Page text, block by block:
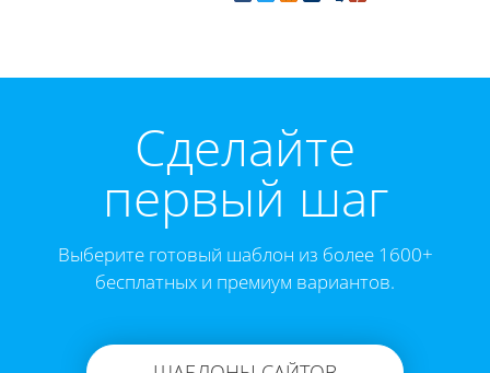
Cделайте
первый шаг
Выберите готовый шаблон из более 1600+
бесплатных и премиум вариантов.